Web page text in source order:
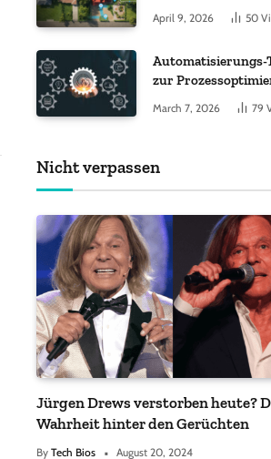
kleine Gärten:
bei 200 bis 500 m²
April 9, 2026 50
Automatisierungs-
zur
im Einkauf: Wichtige
Funktionen, auf die
March 7, 2026 79
Nicht verpassen
Jürgen Drews verstorben heute?
Wahrheit hinter den Gerüchten
By Tech Bios August 20, 2024